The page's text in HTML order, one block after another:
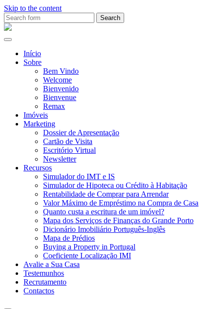
Skip to the content
Search
for:Ana
Início
Sobre
Bem Vindo
Welcome
Bienvenido
Bienvenue
Remax
Imóveis
Marketing
Dossier de Apresentação
Cartão de Visita
Escritório Virtual
Newsletter
Recursos
Simulador do IMT e IS
Simulador de Hipoteca ou Crédito à Habitação
Rentabilidade de Comprar para Arrendar
Valor Máximo de Empréstimo na Compra de Casa
Quanto custa a escritura de um imóvel?
Mapa dos Serviços de Finanças do Grande Porto
Dicionário Imobiliário Português-Inglês
Mapa de Prédios
Buying a Property in Portugal
Coeficiente Localização IMI
Avalie a Sua Casa
Testemunhos
Recrutamento
Contactos